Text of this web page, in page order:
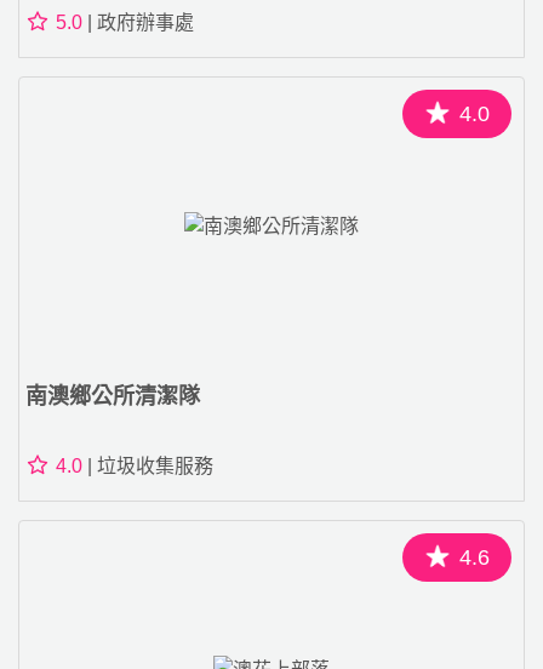
5.0 | 政府辦事處
4.0
南澳鄉公所清潔隊
4.0 | 垃圾收集服務
4.6